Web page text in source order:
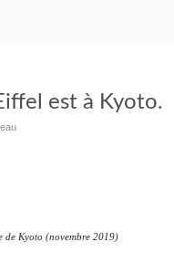
est à Kyoto.
de Kyoto (novembre 2019)